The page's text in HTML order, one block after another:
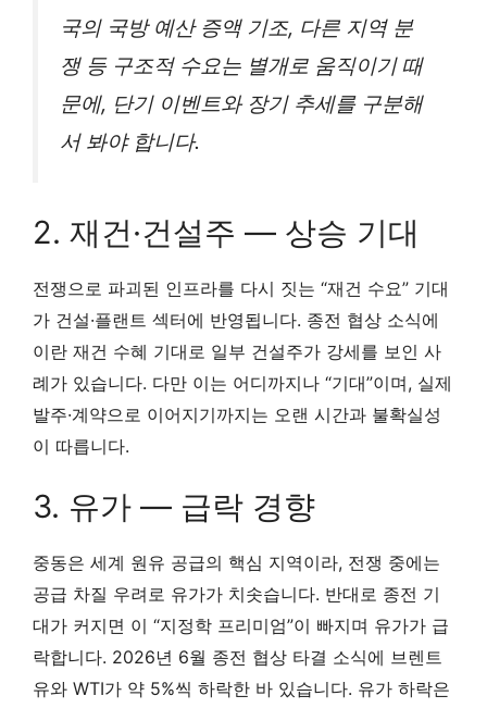
국의 국방 예산 증액 기조, 다른 지역 분
쟁 등 구조적 수요는 별개로 움직이기 때
문에, 단기 이벤트와 장기 추세를 구분해
서 봐야 합니다.
2. 재건·건설주 — 상승 기대
전쟁으로 파괴된 인프라를 다시 짓는 “재건 수요” 기대
가 건설·플랜트 섹터에 반영됩니다. 종전 협상 소식에
이란 재건 수혜 기대로 일부 건설주가 강세를 보인 사
례가 있습니다. 다만 이는 어디까지나 “기대”이며, 실제
발주·계약으로 이어지기까지는 오랜 시간과 불확실성
이 따릅니다.
3. 유가 — 급락 경향
중동은 세계 원유 공급의 핵심 지역이라, 전쟁 중에는
공급 차질 우려로 유가가 치솟습니다. 반대로 종전 기
대가 커지면 이 “지정학 프리미엄”이 빠지며 유가가 급
락합니다. 2026년 6월 종전 협상 타결 소식에 브렌트
유와 WTI가 약 5%씩 하락한 바 있습니다. 유가 하락은